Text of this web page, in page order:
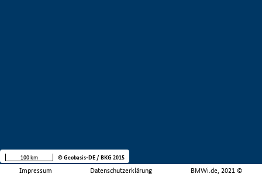
Impressum Datenschutzerklärung BMWi.de, 2021 ©
100 km © Geobasis-DE / BKG 2015